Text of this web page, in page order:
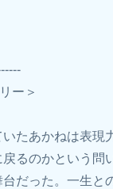
ー＞
たあかねは表現
るのかという問
だった。一生と